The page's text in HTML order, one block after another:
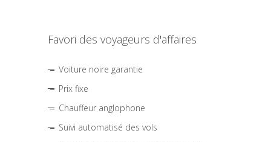
Favori des voyageurs d'affaires
Voiture noire garantie
Prix fixe
Chauffeur anglophone
Suivi automatisé des vols